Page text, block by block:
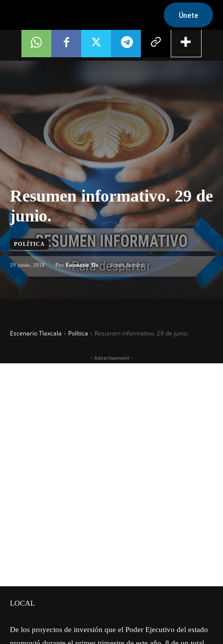
Únete
Resumen informativo. 29 de
junio.
POLÍTICA
29 junio, 2018 Por Escenario Tlx 1min. lectura
Escenario Tlaxcala Política Resumen informativo. 29 de junio.
- Advertisement -
LOCAL
De los proyectos de inversión que el Poder Ejecutivo del estado